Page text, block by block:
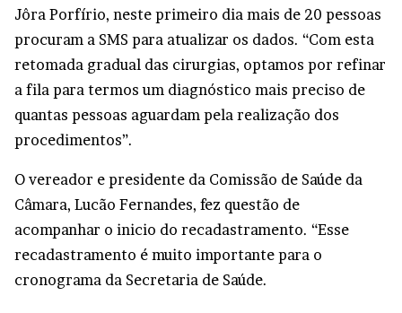
Jôra Porfírio, neste primeiro dia mais de 20 pessoas
procuram a SMS para atualizar os dados. “Com esta
retomada gradual das cirurgias, optamos por refinar
a fila para termos um diagnóstico mais preciso de
quantas pessoas aguardam pela realização dos
procedimentos”.
O vereador e presidente da Comissão de Saúde da
Câmara, Lucão Fernandes, fez questão de
acompanhar o inicio do recadastramento. “Esse
recadastramento é muito importante para o
cronograma da Secretaria de Saúde.